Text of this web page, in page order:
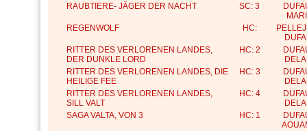
RAUBTIERE- JÄGER DER NACHT
SC: 3
REGENWOLF
HC:
RITTER DES VERLORENEN LANDES,
DER DUNKLE LORD
HC: 2
RITTER DES VERLORENEN LANDES, DIE
HEILIGE FEE
HC: 3
RITTER DES VERLORENEN LANDES,
SILL VALT
HC: 4
SAGA VALTA, VON 3
HC: 1